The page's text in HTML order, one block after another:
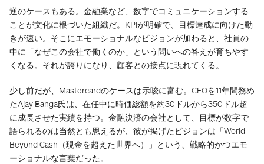
逆のケースもある。金融業など、数字でコミュニケーションする
ことが文化に根づいた組織だ。KPIが明確で、目標達成に向けた動
きが速い。そこにエモーショナルなビジョンが加わると、社員の
中に「なぜこの会社で働くのか」という問いへの答えが育ちやす
くなる。それが誇りになり、顧客との接点に現れてくる。
少し前だが、Mastercardのケースは示唆に富む。CEOを11年間務め
たAjay Banga氏は、在任中に時価総額を約30ドルから350ドル超
に成長させた実績を持つ。金融決済の会社として、目標が数字で
語られるのは当然とも思えるが、彼が掲げたビジョンは「World
Beyond Cash（現金を超えた世界へ）」という、戦略的かつエモ
ーショナルな言葉だった。